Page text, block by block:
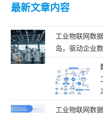
最新文章内容
工业物联网数
岛，驱动企业
工业物联网数